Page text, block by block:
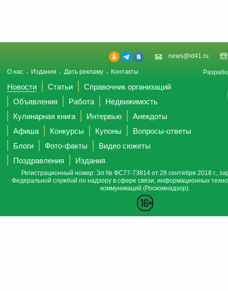
news@id41.ru
О нас Издания Дать рекламу Контакты
Новости Статьи
Справочник организаций
Объявления
Работа
Недвижимость
Кулинарная книга
Интервью
Анекдоты
Афиша
Конкурсы Купоны
Вопросы-ответы
Блоги
Фото-факты
Видео сюжеты
Поздравления
Издания
Регистрационный номер: Эл № ФС77-73814 от 28 сентября 2018 г.,
Федеральной службой по надзору в сфере связи, информационных
коммуникаций (Роскомнадзор).